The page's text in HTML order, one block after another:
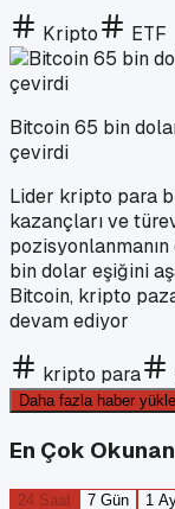
Kripto ETF
Bitcoin 65 bin
çevirdi
Lider kripto para
kazançları ve
bin dolar eşiğini
Bitcoin, kripto
devam ediyor
kripto para
Daha fazla haber yükle
En Çok
24 Saat 7 Gün 1